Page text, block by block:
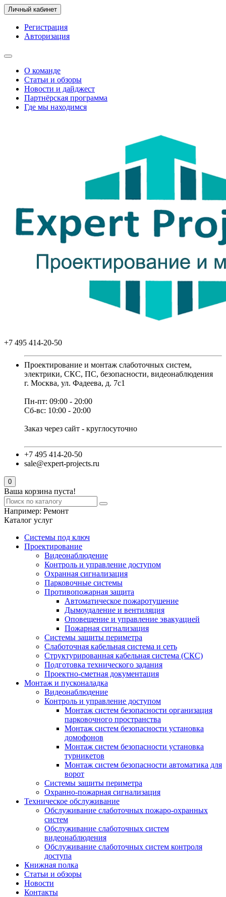
Личный кабинет
Регистрация
Авторизация
О команде
Статьи и обзоры
Новости и дайджест
Партнёрская программа
Где мы находимся
+7 495 414-20-50
Проектирование и монтаж слаботочных систем,
электрики, СКС, ПС, безопасности, видеонаблюдения
г. Москва, ул. Фадеева, д. 7с1
Пн-пт: 09:00 - 20:00
Сб-вс: 10:00 - 20:00
Заказ через сайт - круглосуточно
+7 495 414-20-50
sale@expert-projects.ru
0
Ваша корзина пуста!
Например: Ремонт
Каталог услуг
Системы под ключ
Проектирование
Видеонаблюдение
Контроль и управление доступом
Охранная сигнализация
Парковочные системы
Противопожарная защита
Автоматическое пожаротушение
Дымоудаление и вентиляция
Оповещение и управление эвакуацией
Пожарная сигнализация
Системы защиты периметра
Слаботочная кабельная система и сеть
Структурированная кабельная система (СКС)
Подготовка технического задания
Проектно-сметная документация
Монтаж и пусконаладка
Видеонаблюдение
Контроль и управление доступом
Монтаж систем безопасности организация
парковочного пространства
Монтаж систем безопасности установка
домофонов
Монтаж систем безопасности установка
турникетов
Монтаж систем безопасности автоматика для
ворот
Системы защиты периметра
Охранно-пожарная сигнализация
Техническое обслуживание
Обслуживание слаботочных пожаро-охранных
систем
Обслуживание слаботочных систем
видеонаблюдения
Обслуживание слаботочных систем контроля
доступа
Книжная полка
Статьи и обзоры
Новости
Контакты